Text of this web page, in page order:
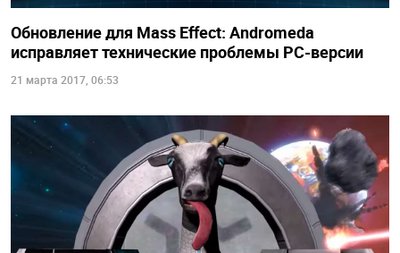
Обновление для Mass Effect: Andromeda
исправляет технические проблемы PC-версии
21 марта 2017, 06:53